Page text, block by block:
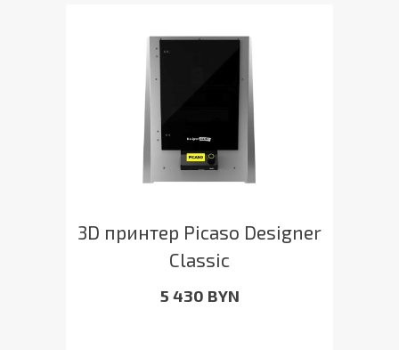
3D принтер Picaso Designer
Classic
5 430 BYN